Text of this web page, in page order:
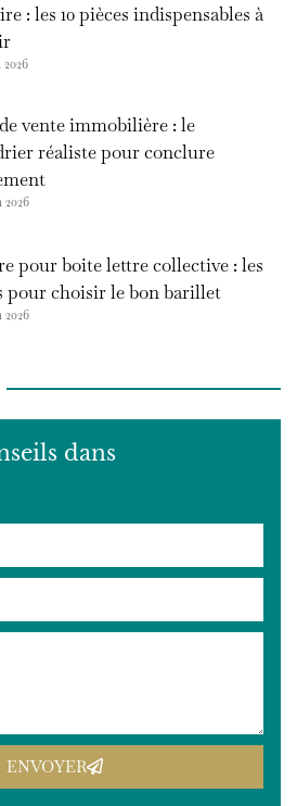
: les 10 pièces indispensables à
vente immobilière : le
réaliste pour conclure
pour boite lettre collective : les
pour choisir le bon barillet
dans
ENVOYER